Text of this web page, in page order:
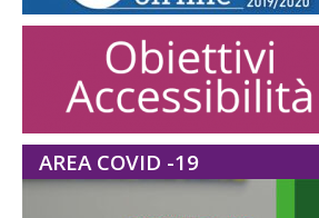
AREA COVID -19